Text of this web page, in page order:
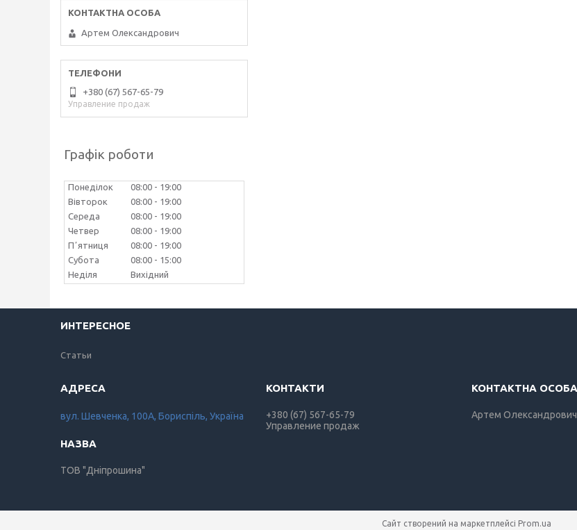
Артем Олександрович
+380 (67) 567-65-79
Управление продаж
Графік роботи
Понеділок 08:00
19:00
Вівторок
08:00
19:00
Середа
08:00
19:00
Четвер
08:00
19:00
Пʼятниця
08:00
19:00
Субота
08:00
15:00
Неділя
Вихідний
ИНТЕРЕСНОЕ
Статьи
вул. Шевченка, 100А, Бориспіль, Україна
ТОВ "Дніпрошина"
+380 (67) 567-65-79
Управление продаж
Артем Олександрович
Сайт створений на маркетплейсі Prom.ua